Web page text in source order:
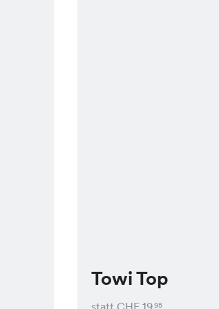
Towi Top
statt CHF 1995